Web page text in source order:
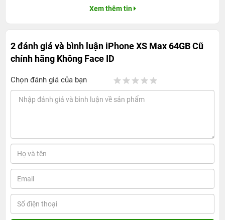
cách đơn giản nhất để thể hiện lòng thành trước “Gấu”
Xem thêm tin
2 đánh giá và bình luận iPhone XS Max 64GB Cũ
chính hãng Không Face ID
Chọn đánh giá của bạn